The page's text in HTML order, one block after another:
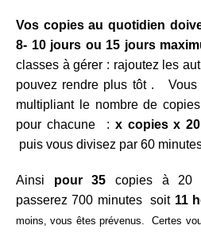
Vos copies au quotidien
8- 10 jours ou 15 jours
classes à gérer : rajoutez les
pouvez rendre plus tôt . Vous
multipliant le nombre de
pour chacune : x copies x
puis vous divisez par 60
Ainsi pour 35 copies à 20
passerez 700 minutes soit 11
moins, vous êtes prévenus. Certes